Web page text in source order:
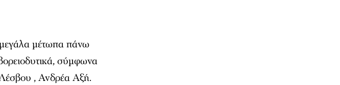
μέτωπα πάνω
σύμφωνα
, Ανδρέα Αξή.